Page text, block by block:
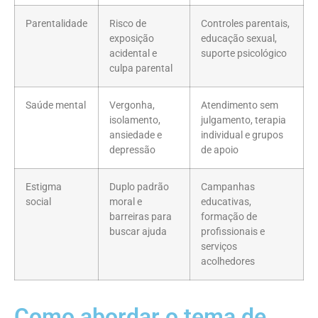
Parentalidade
Risco de
exposição
acidental e
culpa parental
Controles parentais,
educação sexual,
suporte psicológico
Saúde mental
Vergonha,
isolamento,
ansiedade e
depressão
Atendimento sem
julgamento, terapia
individual e grupos
de apoio
Estigma
social
Duplo padrão
moral e
barreiras para
buscar ajuda
Campanhas
educativas,
formação de
profissionais e
serviços
acolhedores